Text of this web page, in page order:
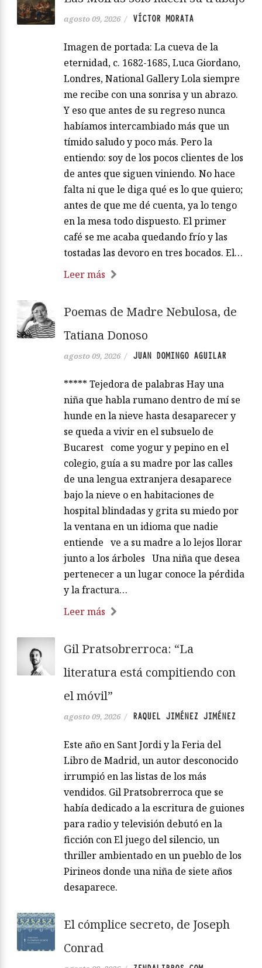
agosto 09, 2026 / VÍCTOR MORATA
Imagen de portada: La cueva de la
eternidad, c. 1682-1685, Luca Giordano,
Londres, National Gallery Lola siempre
me recibe con una sonrisa y un abrazo.
Y eso que antes de su regreso nunca
habíamos intercambiado más que un
tímido saludo y poco más. Pero la
entiendo: soy de los pocos clientes de los
de antes que siguen viniendo. No hace
falta ni que le diga qué es lo que quiero;
antes de que me dé cuenta, ya lo tengo
en la mesa todo dispuesto. El primer
café se me acaba quedando frío y las
tostadas las devoro en tres bocados. El…
Leer más
Poemas de Madre Nebulosa, de
Tatiana Donoso
agosto 09, 2026 / JUAN DOMINGO AGUILAR
***** Tejedora de palabras Hay una
niña que habla rumano dentro de mí se
hunde en la nieve hasta desaparecer y
se queda a vivir en el subsuelo de
Bucarest come yogur y pepino en el
colegio, guía a su madre por las calles
de una lengua extranjera desaparece
bajo la nieve o en habitaciones de
hospital blindadas y grita su miedo por
la ventana en un idioma que nadie
entiende ve a su madre a lo lejos llorar
junto a los árboles Una niña que desea
pertenecer a un lugar conoce la pérdida
y la fractura…
Leer más
Gil Pratsobrerroca: “La
literatura está compitiendo con
el móvil”
agosto 09, 2026 / RAQUEL JIMÉNEZ JIMÉNEZ
Este año en Sant Jordi y la Feria del
Libro de Madrid, un autor desconocido
irrumpió en las listas de los más
vendidos. Gil Pratsobrerroca que se
había dedicado a la escritura de guiones
para radio y televisión debutó en la
ficción con El juego del silencio, un
thriller ambientado en un pueblo de los
Pirineos donde una niña de siete años
desaparece.
El cómplice secreto, de Joseph
Conrad